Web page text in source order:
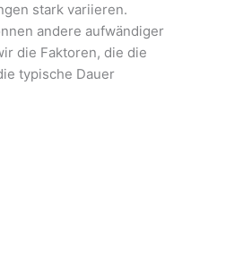
stark variieren.
andere aufwändiger
die Faktoren, die die
typische Dauer